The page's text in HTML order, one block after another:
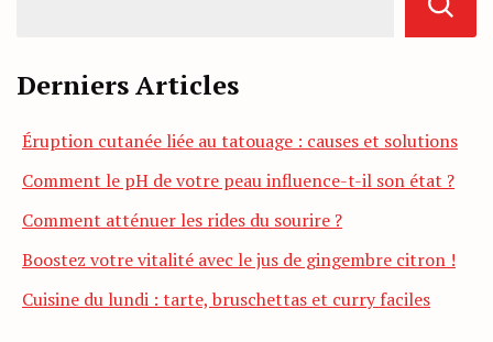
Derniers Articles
Éruption cutanée liée au tatouage : causes et solutions
Comment le pH de votre peau influence-t-il son état ?
Comment atténuer les rides du sourire ?
Boostez votre vitalité avec le jus de gingembre citron !
Cuisine du lundi : tarte, bruschettas et curry faciles